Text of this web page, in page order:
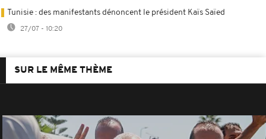
Tunisie : des manifestants dénoncent le président Kaïs Saïed
27/07 - 10:20
SUR LE MÊME THÈME